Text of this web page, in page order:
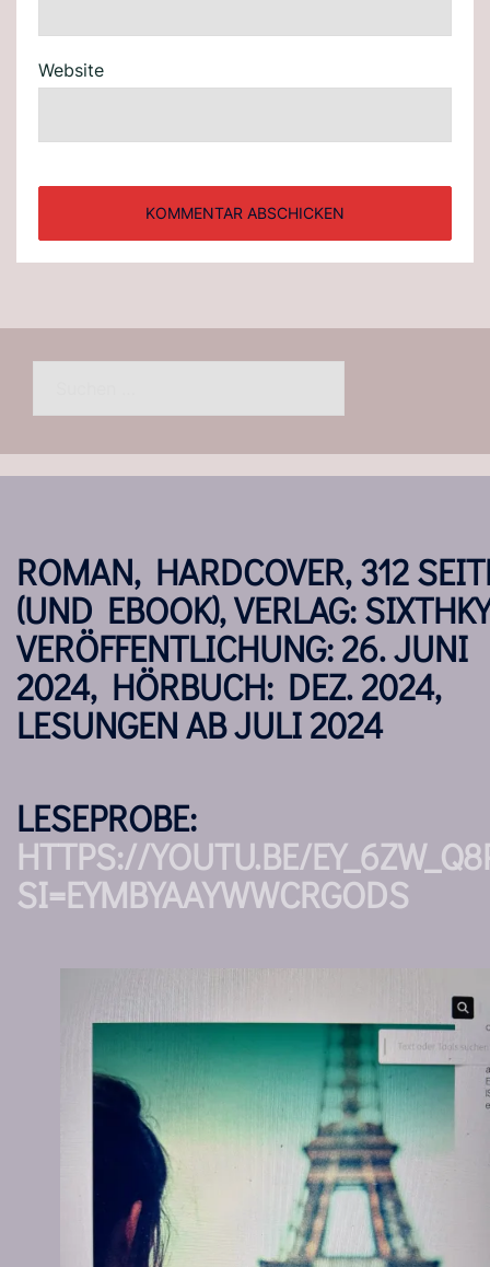
Website
ROMAN, HARDCOVER, 312
(UND EBOOK), VERLAG:
VERÖFFENTLICHUNG: 26. JUNI
2024, HÖRBUCH: DEZ. 2024,
LESUNGEN AB JULI 2024
LESEPROBE:
HTTPS://YOUTU.BE/
SI=EYMBYAAYWWCRGODS